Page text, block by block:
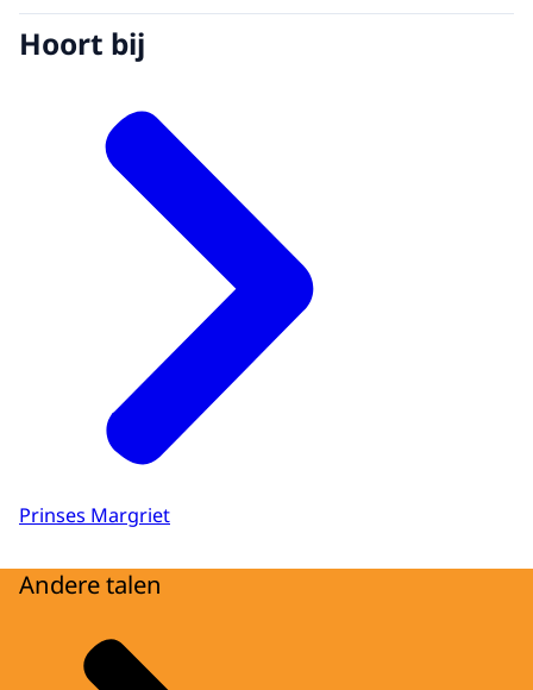
Hoort bij
Prinses Margriet
Andere talen